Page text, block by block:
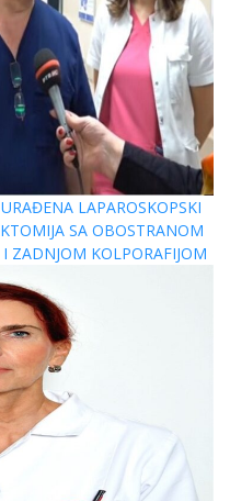
LAPAROSKOPSKI
SA OBOSTRANOM
ZADNJOM KOLPORAFIJOM